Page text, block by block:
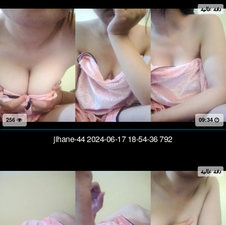
دقة عالية
256 09:34
jihane-44 2024-06-17 18-54-36 792
دقة عالية